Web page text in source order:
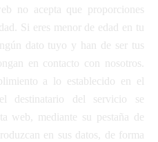
no acepta que proporciones
Si eres menor de edad en tu
dato tuyo y han de ser tus
en contacto con nosotros.
a lo establecido en el
del servicio se
web, mediante su pestaña de
en sus datos, de forma